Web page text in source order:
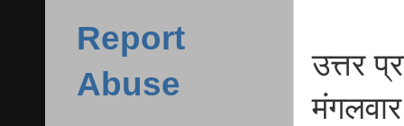
उत्तर
Report
Abuse